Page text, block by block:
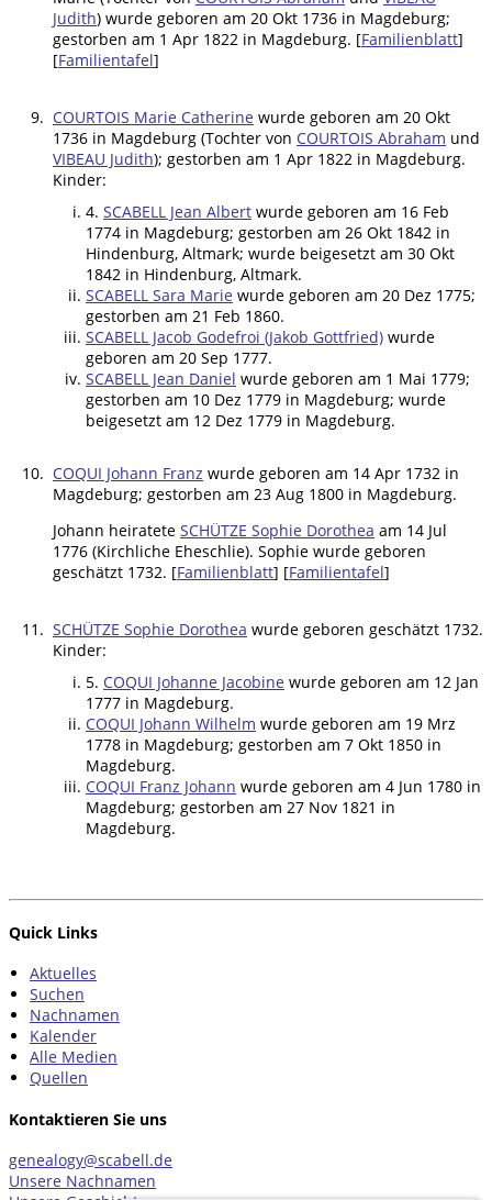
Judith) wurde geboren am 20 Okt 1736 in Magdeburg;
gestorben am 1 Apr 1822 in Magdeburg. [Familienblatt]
[Familientafel]
9. COURTOIS Marie Catherine wurde geboren am 20 Okt
1736 in Magdeburg (Tochter von COURTOIS Abraham und
VIBEAU Judith); gestorben am 1 Apr 1822 in Magdeburg.
Kinder:
4. SCABELL Jean Albert wurde geboren am 16 Feb
1774 in Magdeburg; gestorben am 26 Okt 1842 in
Hindenburg, Altmark; wurde beigesetzt am 30 Okt
1842 in Hindenburg, Altmark.
SCABELL Sara Marie wurde geboren am 20 Dez 1775;
gestorben am 21 Feb 1860.
SCABELL Jacob Godefroi (Jakob Gottfried) wurde
geboren am 20 Sep 1777.
SCABELL Jean Daniel wurde geboren am 1 Mai 1779;
gestorben am 10 Dez 1779 in Magdeburg; wurde
beigesetzt am 12 Dez 1779 in Magdeburg.
10. COQUI Johann Franz wurde geboren am 14 Apr 1732 in
Magdeburg; gestorben am 23 Aug 1800 in Magdeburg.
Johann heiratete SCHÜTZE Sophie Dorothea am 14 Jul
1776 (Kirchliche Eheschlie). Sophie wurde geboren
geschätzt 1732. [Familienblatt] [Familientafel]
11. SCHÜTZE Sophie Dorothea wurde geboren geschätzt 1732.
Kinder:
5. COQUI Johanne Jacobine wurde geboren am 12 Jan
1777 in Magdeburg.
COQUI Johann Wilhelm wurde geboren am 19 Mrz
1778 in Magdeburg; gestorben am 7 Okt 1850 in
Magdeburg.
COQUI Franz Johann wurde geboren am 4 Jun 1780 in
Magdeburg; gestorben am 27 Nov 1821 in
Magdeburg.
Quick Links
Aktuelles
Suchen
Nachnamen
Kalender
Alle Medien
Quellen
Kontaktieren Sie uns
genealogy@scabell.de
Unsere Nachnamen